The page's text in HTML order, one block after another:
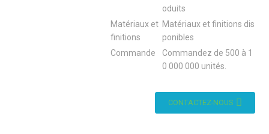
oduits
Matériaux et
finitions
Matériaux et finitions dis
ponibles
Commande
Commandez de 500 à 1
0 000 000 unités.
CONTACTEZ-NOUS